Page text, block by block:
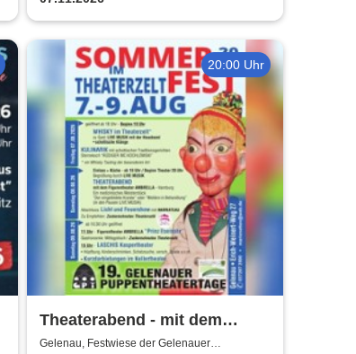
20:00 Uhr
Theaterabend - mit dem
Figurentheater Ambrella aus
Gelenau, Festwiese der Gelenauer